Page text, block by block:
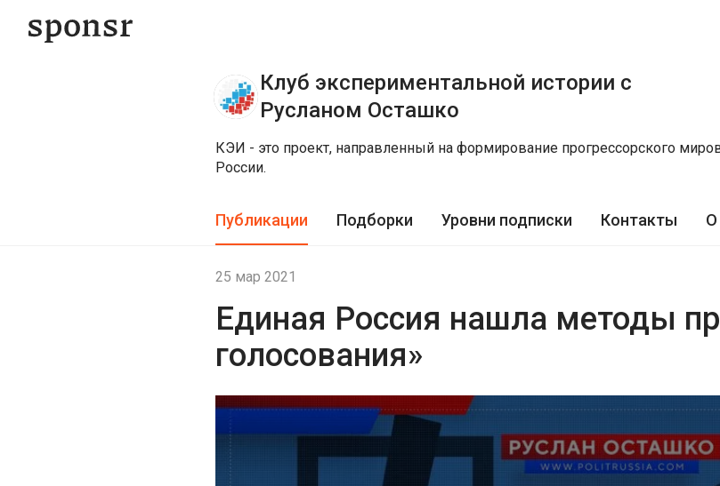
Клуб экспериментальной истории с
Русланом Осташко
КЭИ - это проект, направленный на формирование прогрессорского
России.
Публикации Подборки Уровни подписки Контакты О
25 мар 2021
Единая Россия нашла методы
голосования»